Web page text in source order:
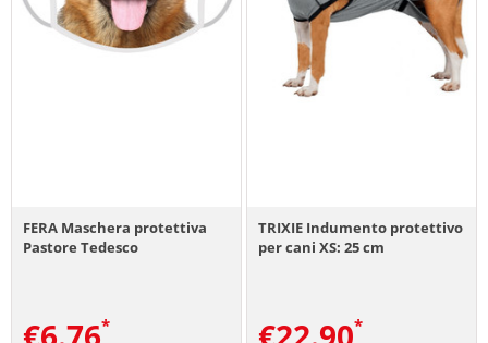
FERA Maschera protettiva
Pastore Tedesco
TRIXIE Indumento protettivo
per cani XS: 25 cm